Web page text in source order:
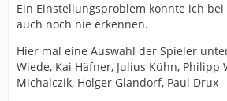
Ein Einstellungsproblem konnte ich
auch noch nie erkennen.
Hier mal eine Auswahl der Spieler
Wiede, Kai Häfner, Julius Kühn, Philipp
Michalczik, Holger Glandorf, Paul Drux